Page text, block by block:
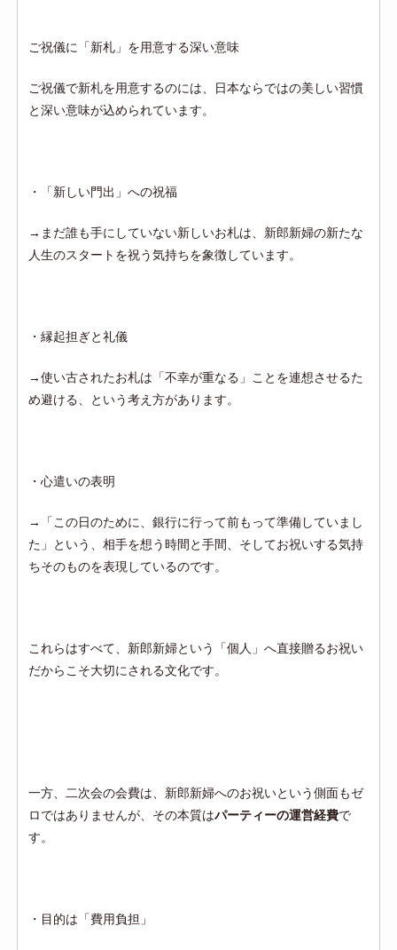
ご祝儀に「新札」を用意する深い意味
ご祝儀で新札を用意するのには、日本ならではの美しい習慣
と深い意味が込められています。
・ 「新しい門出」への祝福
→ まだ誰も手にしていない新しいお札は、新郎新婦の新たな
人生のスタートを祝う気持ちを象徴しています。
・縁起担ぎと礼儀
→使い古されたお札は「不幸が重なる」ことを連想させるた
め避ける、という考え方があります。
・心遣いの表明
→
「この日のために、銀行に行って前もって準備していまし
た」という、相手を想う時間と手間、そしてお祝いする気持
ちそのものを表現しているのです。
これらはすべて、新郎新婦という「個人」へ直接贈るお祝い
だからこそ大切にされる文化です。
一方、二次会の会費は、新郎新婦へのお祝いという側面もゼ
ロではありませんが、その本質はパーティーの運営経費で
す。
・ 目的は「費用負担」